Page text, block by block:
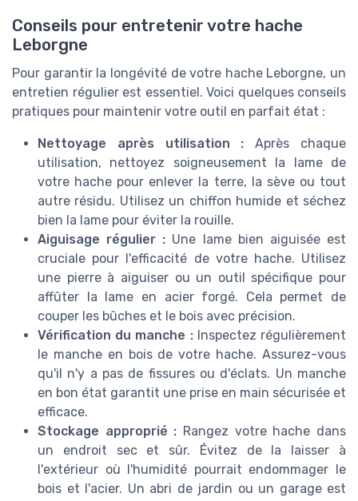
Conseils pour entretenir votre hache
Leborgne
Pour garantir la longévité de votre hache Leborgne, un
entretien régulier est essentiel. Voici quelques conseils
pratiques pour maintenir votre outil en parfait état :
Nettoyage après utilisation : Après chaque
utilisation, nettoyez soigneusement la lame de
votre hache pour enlever la terre, la sève ou tout
autre résidu. Utilisez un chiffon humide et séchez
bien la lame pour éviter la rouille.
Aiguisage régulier : Une lame bien aiguisée est
cruciale pour l'efficacité de votre hache. Utilisez
une pierre à aiguiser ou un outil spécifique pour
affûter la lame en acier forgé. Cela permet de
couper les bûches et le bois avec précision.
Vérification du manche :Inspectez régulièrement
le manche en bois de votre hache. Assurez-vous
qu'il n'y a pas de fissures ou d'éclats. Un manche
en bon état garantit une prise en main sécurisée et
efficace.
Stockage approprié : Rangez votre hache dans
un endroit sec et sûr. Évitez de la laisser à
l'extérieur où l'humidité pourrait endommager le
bois et l'acier. Un abri de jardin ou un garage est